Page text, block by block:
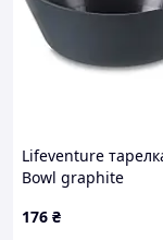
Lifeventure
Bowl graphite
176 ₴